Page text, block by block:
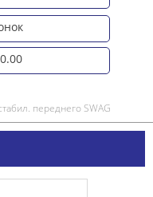
переднего SWAG